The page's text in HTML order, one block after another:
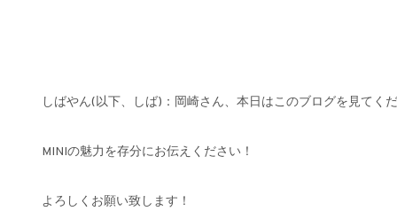
しばやん(以下、しば)：岡崎さん、本日はこのブログを見てく
MINIの魅力を存分にお伝えください！
よろしくお願い致します！